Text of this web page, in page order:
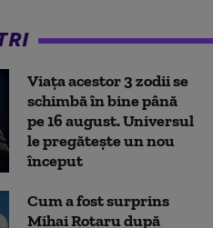
Viața acestor 3 zodii se
schimbă în bine până
pe 16 august. Universul
le pregătește un nou
început
Cum a fost surprins
Mihai Rotaru după